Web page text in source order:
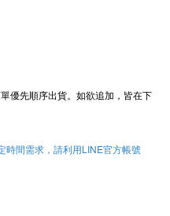
優先順序出貨。 如欲追加，皆在下
時間需求，請利用LINE官方帳號